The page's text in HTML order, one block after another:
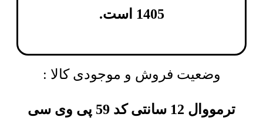
1405 است.
وضعیت فروش و موجودی کالا :
ترمووال 12 سانتی کد 59 پی وی سی